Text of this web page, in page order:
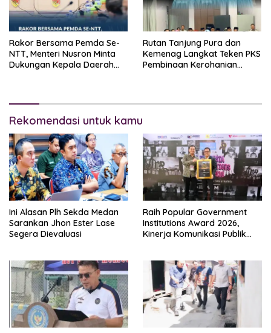
Rakor Bersama Pemda Se-
NTT, Menteri Nusron Minta
Dukungan Kepala Daerah
Rutan Tanjung Pura dan
Kemenag Langkat Teken PKS
Pembinaan Kerohanian
Rekomendasi untuk kamu
Ini Alasan Plh Sekda Medan
Sarankan Jhon Ester Lase
Segera Dievaluasi
Raih Popular Government
Institutions Award 2026,
Kinerja Komunikasi Publik